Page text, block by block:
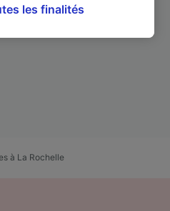
à La Rochelle
à tout moment sur la
selon les
les finalités